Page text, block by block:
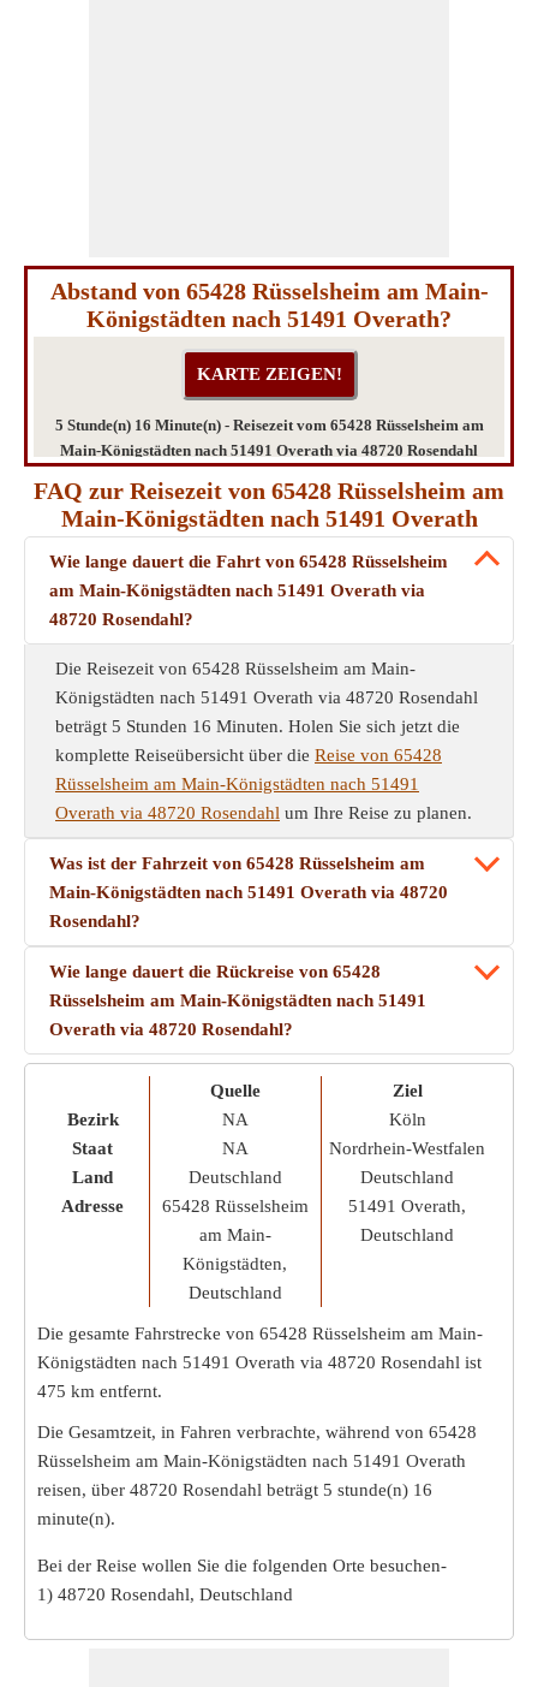
Abstand von 65428 Rüsselsheim am Main-
Königstädten nach 51491 Overath?
5 Stunde(n) 16 Minute(n) - Reisezeit vom 65428 Rüsselsheim am
Main-Königstädten nach 51491 Overath via 48720 Rosendahl
FAQ zur Reisezeit von 65428 Rüsselsheim am
Main-Königstädten nach 51491 Overath
Wie lange dauert die Fahrt von 65428 Rüsselsheim
am Main-Königstädten nach 51491 Overath via
48720 Rosendahl?
Die Reisezeit von 65428 Rüsselsheim am Main-
Königstädten nach 51491 Overath via 48720 Rosendahl
beträgt 5 Stunden 16 Minuten. Holen Sie sich jetzt die
komplette Reiseübersicht über die Reise von 65428
Rüsselsheim am Main-Königstädten nach 51491
Overath via 48720 Rosendahl um Ihre Reise zu planen.
Was ist der Fahrzeit von 65428 Rüsselsheim am
Main-Königstädten nach 51491 Overath via 48720
Rosendahl?
Wie lange dauert die Rückreise von 65428
Rüsselsheim am Main-Königstädten nach 51491
Overath via 48720 Rosendahl?
Bezirk
Staat
Land
Adresse
Quelle
NA
NA
Deutschland
65428 Rüsselsheim
am Main-
Königstädten,
Deutschland
Ziel
Köln
Nordrhein-Westfalen
Deutschland
51491 Overath,
Deutschland
Die gesamte Fahrstrecke von 65428 Rüsselsheim am Main-
Königstädten nach 51491 Overath via 48720 Rosendahl ist
475 km entfernt.
Die Gesamtzeit, in Fahren verbrachte, während von 65428
Rüsselsheim am Main-Königstädten nach 51491 Overath
reisen, über 48720 Rosendahl beträgt 5 stunde(n) 16
minute(n).
Bei der Reise wollen Sie die folgenden Orte besuchen-
1) 48720 Rosendahl, Deutschland